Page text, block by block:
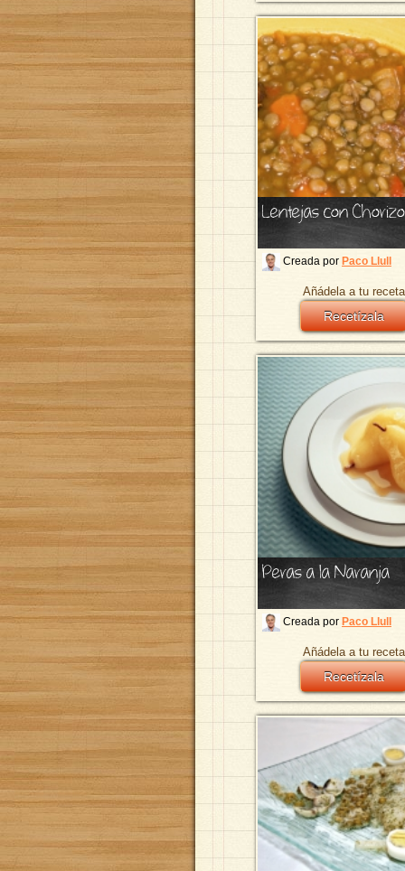
Lentejas con Chorizo
Creada por Paco Llull
Añádela a tu
Recetízala
Peras a la Naranja
Creada por Paco Llull
Añádela a tu
Recetízala